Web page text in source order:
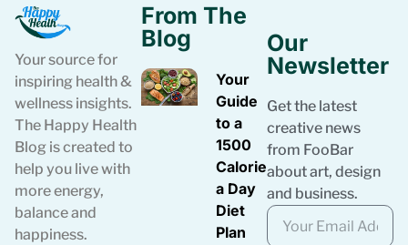
Your source for
inspiring health &
wellness insights.
The Happy Health
Blog is created to
help you live with
more energy,
balance and
happiness.
From The
Blog
Your
Guide
to a
1500
Calories
a Day
Diet
Plan
Our
Newsletter
Get the latest
creative news
from FooBar
about art, design
and business.